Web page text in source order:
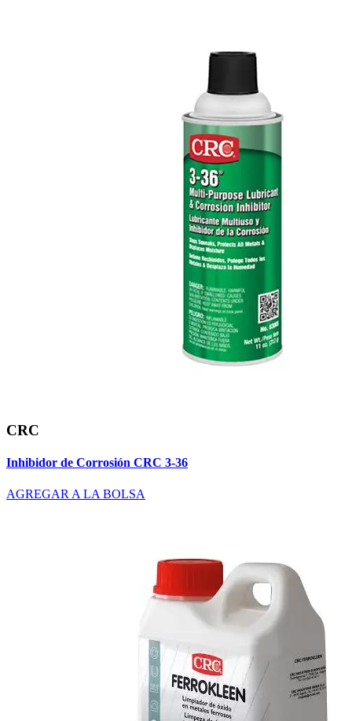
CRC
Inhibidor de Corrosión CRC 3-36
AGREGAR A LA BOLSA